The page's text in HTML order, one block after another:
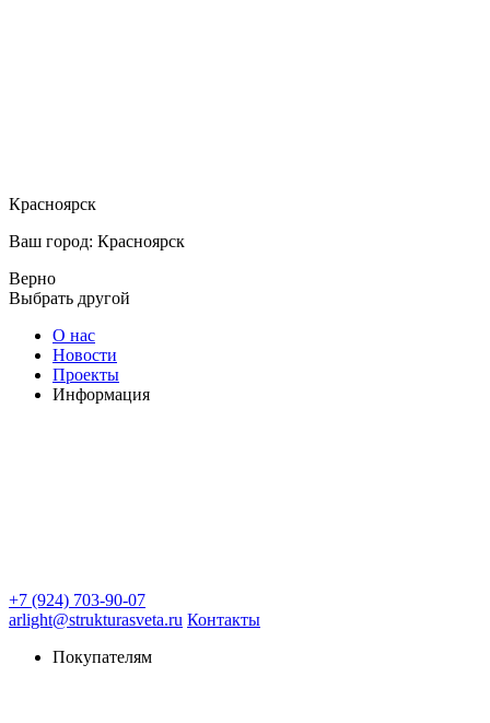
Красноярск
Ваш город: Красноярск
Верно
Выбрать другой
О нас
Новости
Проекты
Информация
+7 (924) 703-90-07
arlight@strukturasveta.ru Контакты
Покупателям